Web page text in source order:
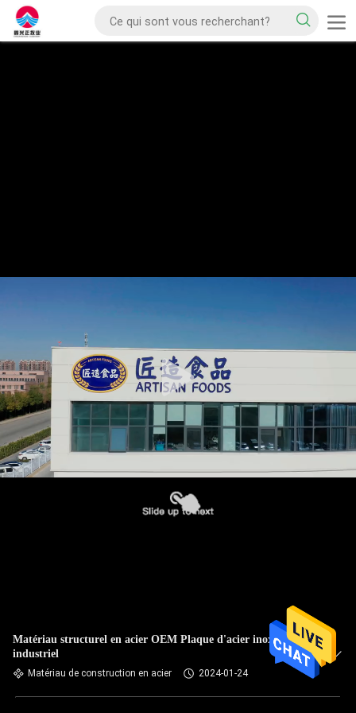
Matériau structurel en acier OEM Plaque d'acier inoxydable
industriel
Matériau de construction en acier 2024-01-24